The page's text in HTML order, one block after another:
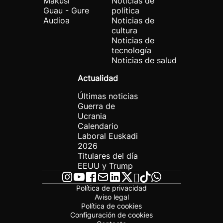
Guau - Gure
Audioa
política
Noticias de
cultura
Noticias de
tecnología
Noticias de salud
Actualidad
Últimas noticias
Guerra de
Ucrania
Calendario
Laboral Euskadi
2026
Titulares del día
EEUU y Trump
Política de privacidad
Aviso legal
Política de cookies
Configuración de cookies